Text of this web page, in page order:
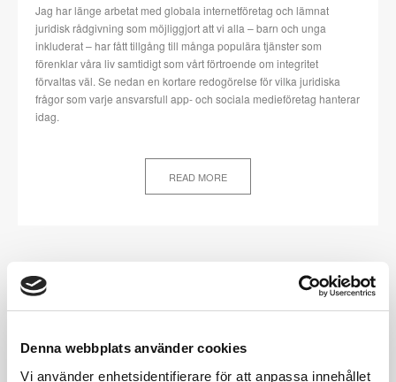
Denna webbplats använder cookies
Vi använder enhetsidentifierare för att anpassa innehållet
Jag har länge arbetat med globala internetföretag och lämnat
juridisk rådgivning som möjliggjort att vi alla – barn och unga
inkluderat – har fått tillgång till många populära tjänster som
förenklar våra liv samtidigt som vårt förtroende om integritet
förvaltas väl. Se nedan en kortare redogörelse för vilka juridiska
frågor som varje ansvarsfull app- och sociala medieföretag hanterar
idag.
READ MORE